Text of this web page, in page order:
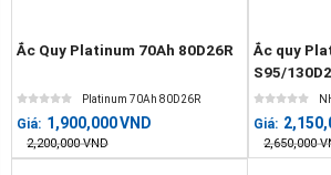
Ắc Quy Platinum 70Ah 80D26R
Platinum 70Ah 80D26R
Giá: 1,900,000VND
2,200,000 VND
Ắc quy
S95/
Giá:
2,650,000